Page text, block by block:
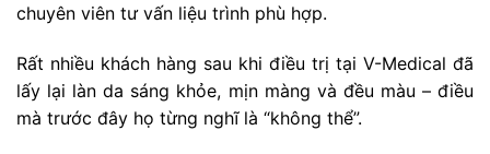
chuyên viên tư vấn liệu trình phù hợp.
Rất nhiều khách hàng sau khi điều trị tại V-Medical đã
lấy lại làn da sáng khỏe, mịn màng và đều màu – điều
mà trước đây họ từng nghĩ là “không thể”.